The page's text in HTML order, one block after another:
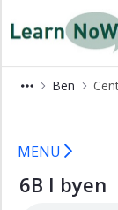
Ben
×
Alex
Centrum
handlowe
MENU
6B I byen